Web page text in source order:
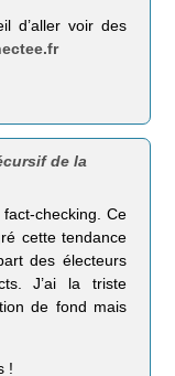
d’aller voir des
de la
checking. Ce
cette tendance
des électeurs
J’ai la triste
de fond mais
!